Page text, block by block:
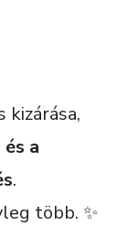
a
.
több. ✨